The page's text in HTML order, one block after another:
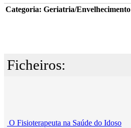
Categoria: Geriatria/Envelhecimento
Ficheiros:
O Fisioterapeuta na Saúde do Idoso